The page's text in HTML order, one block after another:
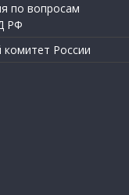
по вопросам
РФ
комитет России